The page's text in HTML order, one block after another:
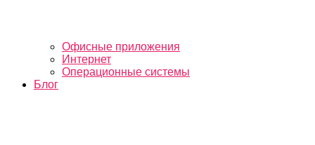
Офисные приложения
Интернет
Операционные системы
Блог